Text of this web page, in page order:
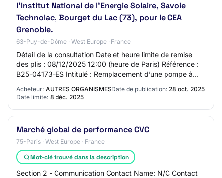
l’Institut National de l’Energie Solaire, Savoie
Technolac, Bourget du Lac (73), pour le CEA
Grenoble.
63-Puy-de-Dôme · West Europe · France
Détail de la consultation Date et heure limite de remise
des plis : 08/12/2025 12:00 (heure de Paris) Référence :
B25-04173-ES Intitulé : Remplacement d’une pompe à
Acheteur: AUTRES ORGANISMESDate de publication: 28 oct. 2025
Date limite: 8 déc. 2025
Marché global de performance CVC
75-Paris · West Europe · France
Mot-clé trouvé dans la description
Section 2 - Communication Contact Name: N/C Contact